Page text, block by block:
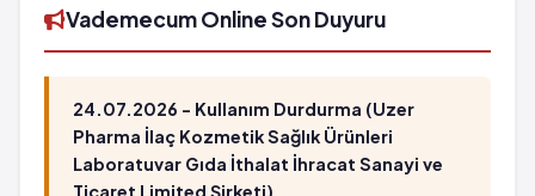
Vademecum Online Son Duyuru
24.07.2026 - Kullanım Durdurma (Uzer
Pharma İlaç Kozmetik Sağlık Ürünleri
Laboratuvar Gıda İthalat İhracat Sanayi ve
Ticaret Limited Şirketi)